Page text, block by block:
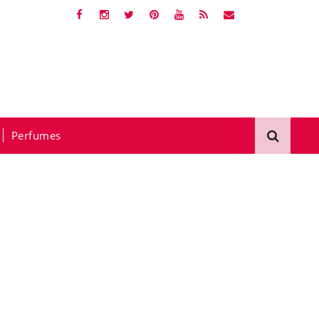
Perfumes